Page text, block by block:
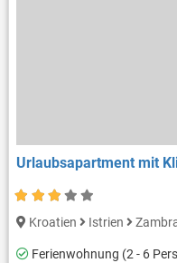
Urlaubsapartment mit
Kroatien Istrien
Ferienwohnung (2 - 6